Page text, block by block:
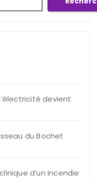
devient
du Bochet
d’un incendie